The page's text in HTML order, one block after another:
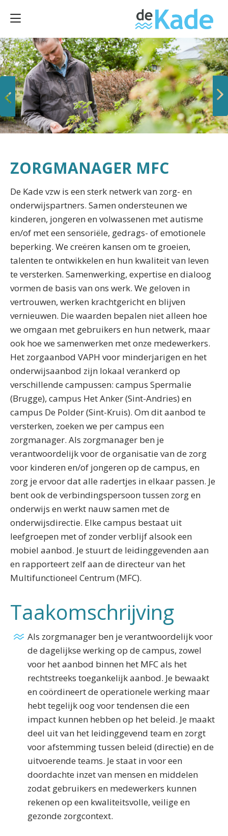
Vorige
Volgende
ZORGMANAGER MFC
De Kade vzw is een sterk netwerk van zorg- en
onderwijspartners. Samen ondersteunen we
kinderen, jongeren en volwassenen met autisme
en/of met een sensoriële, gedrags- of emotionele
beperking. We creëren kansen om te groeien,
talenten te ontwikkelen en hun kwaliteit van leven
te versterken. Samenwerking, expertise en dialoog
vormen de basis van ons werk. We geloven in
vertrouwen, werken krachtgericht en blijven
vernieuwen. Die waarden bepalen niet alleen hoe
we omgaan met gebruikers en hun netwerk, maar
ook hoe we samenwerken met onze medewerkers.
Het zorgaanbod VAPH voor minderjarigen en het
onderwijsaanbod zijn lokaal verankerd op
verschillende campussen: campus Spermalie
(Brugge), campus Het Anker (Sint-Andries) en
campus De Polder (Sint-Kruis). Om dit aanbod te
versterken, zoeken we per campus een
zorgmanager. Als zorgmanager ben je
verantwoordelijk voor de organisatie van de zorg
voor kinderen en/of jongeren op de campus, en
zorg je ervoor dat alle radertjes in elkaar passen. Je
bent ook de verbindingspersoon tussen zorg en
onderwijs en werkt nauw samen met de
onderwijsdirectie. Elke campus bestaat uit
leefgroepen met of zonder verblijf alsook een
mobiel aanbod. Je stuurt de leidinggevenden aan
en rapporteert zelf aan de directeur van het
Multifunctioneel Centrum (MFC).
Taakomschrijving
Als zorgmanager ben je verantwoordelijk voor
de dagelijkse werking op de campus, zowel
voor het aanbod binnen het MFC als het
rechtstreeks toegankelijk aanbod. Je bewaakt
en coördineert de operationele werking maar
hebt tegelijk oog voor tendensen die een
impact kunnen hebben op het beleid. Je maakt
deel uit van het leidinggevend team en zorgt
voor afstemming tussen beleid (directie) en de
uitvoerende teams. Je staat in voor een
doordachte inzet van mensen en middelen
zodat gebruikers en medewerkers kunnen
rekenen op een kwaliteitsvolle, veilige en
gezonde zorgcontext.